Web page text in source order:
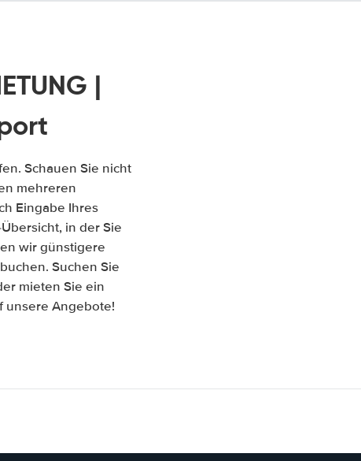
|
Schauen Sie nicht
mehreren
Eingabe Ihres
in der Sie
wir günstigere
Suchen Sie
mieten Sie ein
unsere Angebote!